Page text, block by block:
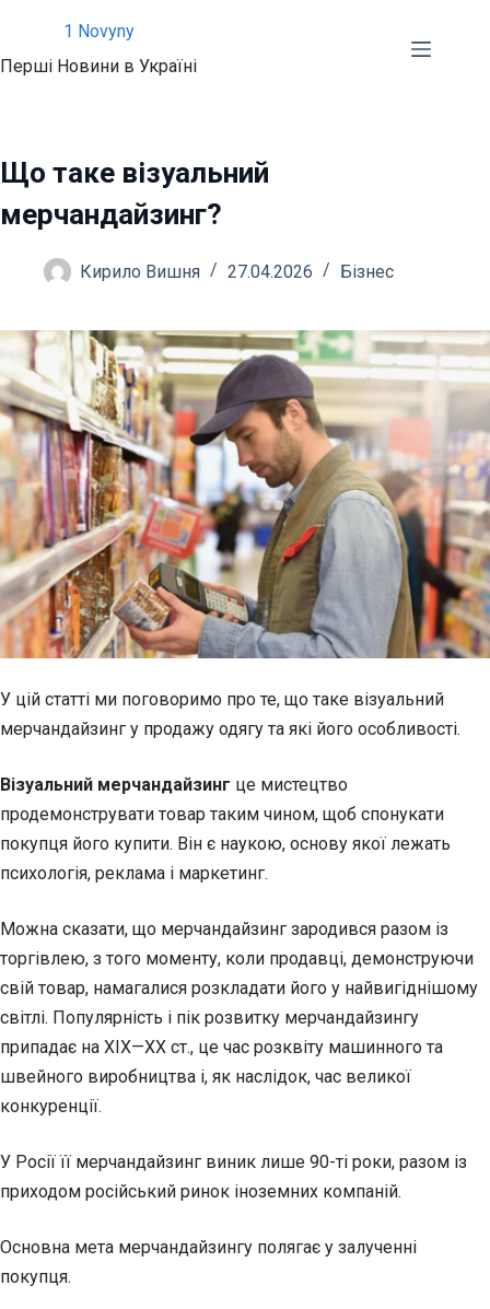
вмісту
1 Novyny
Перші Новини в Україні
Що таке візуальний
мерчандайзинг?
Кирило Вишня 27.04.2026 Бізнес
У цій статті ми поговоримо про те, що таке візуальний
мерчандайзинг у продажу одягу та які його особливості.
Візуальний мерчандайзинг це мистецтво
продемонструвати товар таким чином, щоб спонукати
покупця його купити. Він є наукою, основу якої лежать
психологія, реклама і маркетинг.
Можна сказати, що мерчандайзинг зародився разом із
торгівлею, з того моменту, коли продавці, демонструючи
свій товар, намагалися розкладати його у найвигіднішому
світлі. Популярність і пік розвитку мерчандайзингу
припадає на XIX—XX ст., це час розквіту машинного та
швейного виробництва і, як наслідок, час великої
конкуренції.
У Росії її мерчандайзинг виник лише 90-ті роки, разом із
приходом російський ринок іноземних компаній.
Основна мета мерчандайзингу полягає у залученні
покупця.